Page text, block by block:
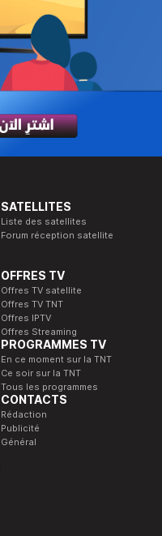
SATELLITES
Liste des satellites
Forum réception satellite
OFFRES TV
Offres TV satellite
Offres TV TNT
Offres IPTV
Offres Streaming
PROGRAMMES TV
En ce moment sur la TNT
Ce soir sur la TNT
Tous les programmes
CONTACTS
Rédaction
Publicité
Général